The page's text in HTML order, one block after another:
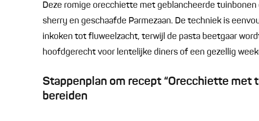
Deze romige orecchiette met geblancheerde
sherry en geschaafde Parmezaan. De techniek is
inkoken tot fluweelzacht, terwijl de pasta beetgaar
hoofdgerecht voor lentelijke diners of een gezellig
Stappenplan om recept “Orecchiette met
bereiden